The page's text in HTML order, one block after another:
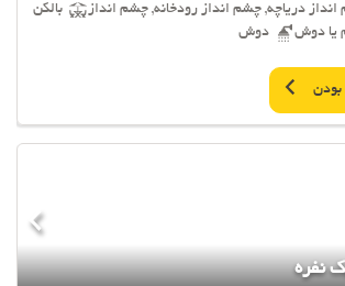
دریاچه, چشم انداز رودخانه, چشم انداز
بالکن
یا دوش
دوش
نفره